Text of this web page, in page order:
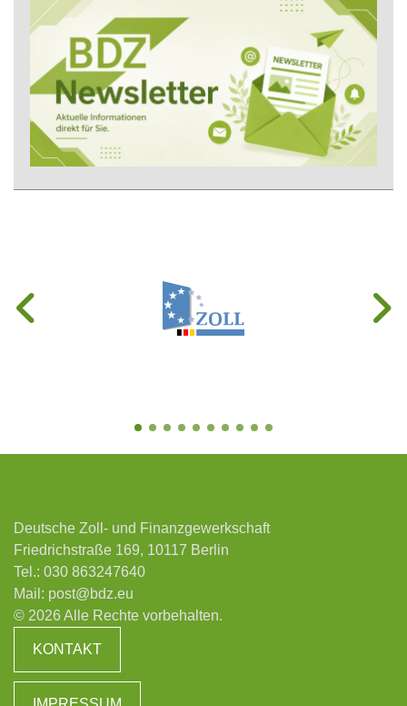
Deutsche Zoll- und Finanzgewerkschaft
Friedrichstraße 169, 10117 Berlin
Tel.: 030 863247640
Mail: post@bdz.eu
© 2026 Alle Rechte vorbehalten.
KONTAKT